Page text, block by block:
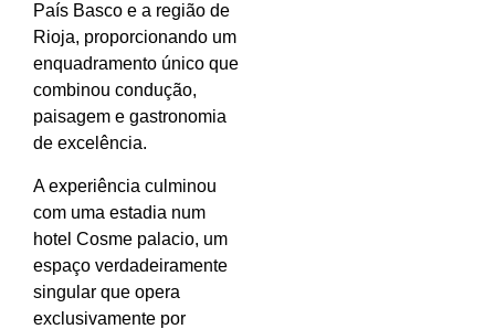
País Basco e a região de
Rioja, proporcionando um
enquadramento único que
combinou condução,
paisagem e gastronomia
de excelência.
A experiência culminou
com uma estadia num
hotel Cosme palacio, um
espaço verdadeiramente
singular que opera
exclusivamente por